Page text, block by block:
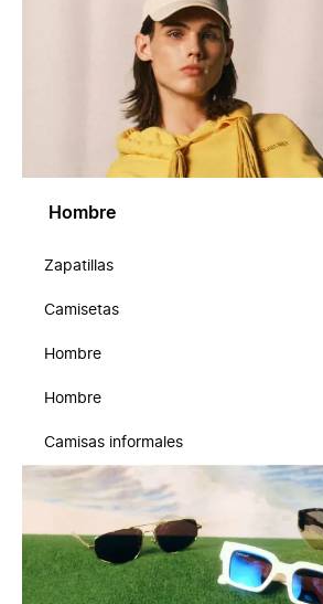
Hombre
Zapatillas
Camisetas
Hombre
Hombre
Camisas informales